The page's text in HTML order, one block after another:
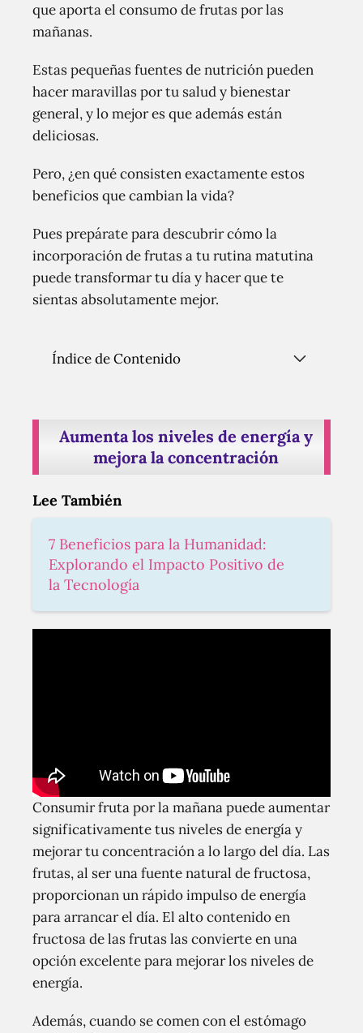
que aporta el consumo de frutas por las
mañanas.
Estas pequeñas fuentes de nutrición pueden
hacer maravillas por tu salud y bienestar
general, y lo mejor es que además están
deliciosas.
Pero, ¿en qué consisten exactamente estos
beneficios que cambian la vida?
Pues prepárate para descubrir cómo la
incorporación de frutas a tu rutina matutina
puede transformar tu día y hacer que te
sientas absolutamente mejor.
Índice de Contenido
Aumenta los niveles de energía y
mejora la concentración
Lee También
7 Beneficios para la Humanidad:
Explorando el Impacto Positivo de
la Tecnología
Consumir fruta por la mañana puede aumentar
significativamente tus niveles de energía y
mejorar tu concentración a lo largo del día. Las
frutas, al ser una fuente natural de fructosa,
proporcionan un rápido impulso de energía
para arrancar el día. El alto contenido en
fructosa de las frutas las convierte en una
opción excelente para mejorar los niveles de
energía.
Además, cuando se comen con el estómago